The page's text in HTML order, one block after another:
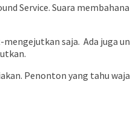
Service. Suara
saja. Ada juga
Penonton yang tahu